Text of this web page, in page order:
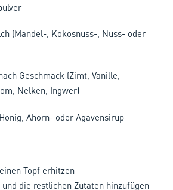
(Mandel-, Kokosnuss-, Nuss- oder
Geschmack (Zimt, Vanille,
Nelken, Ingwer)
Ahorn- oder Agavensirup
Topf erhitzen
die restlichen Zutaten hinzufügen